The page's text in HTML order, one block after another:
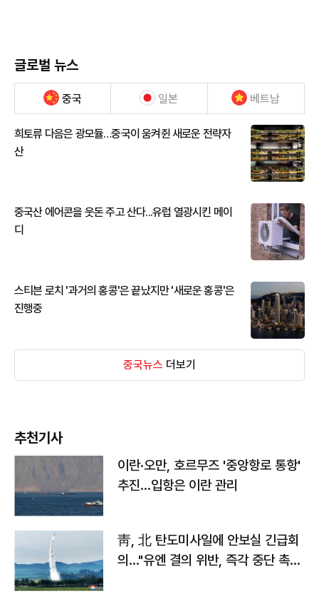
글로벌 뉴스
중국 일본 베트남
희토류 다음은 광모듈…중국이 움켜쥔 새로운 전략자
산
중국산 에어콘을 웃돈 주고 산다...유럽 열광시킨 메이
디
스티븐 로치 '과거의 홍콩'은 끝났지만 '새로운 홍콩'은
진행중
중국뉴스 더보기
추천기사
이란·오만, 호르무즈 '중앙항로 통항'
추진…입항은 이란 관리
靑, 北 탄도미사일에 안보실 긴급회
의…"유엔 결의 위반, 즉각 중단 촉